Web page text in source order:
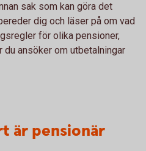
sak som kan göra det
dig och läser på om vad
för olika pensioner,
ansöker om utbetalningar
är pensionär